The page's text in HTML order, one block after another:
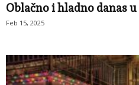
Oblačno i hladno danas
Feb 15, 2025